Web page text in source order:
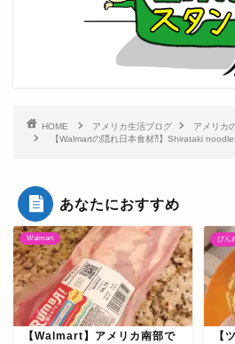
HOME アメリカ生活ブログ アメリカ
【Walmartの隠れ日本食材⁈】Shirataki
あなたにおすすめ
Walmart
【Walmart】アメリカ南部で
ぴん
【